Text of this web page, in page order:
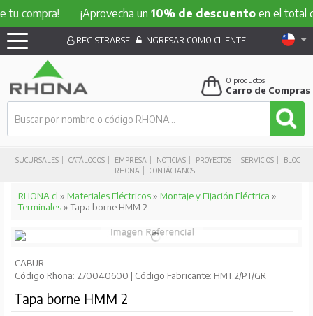
¡Aprovecha un10% de descuentoen el total de tu
SUCURSALES CATÁLOGOS EMPRESA NOTICIAS PROYECTOS SERVICIOS
BLOG
RHONA
CONTÁCTANOS
REGISTRARSE INGRESAR COMO CLIENTE
0 productos
Carro de Compras
RHONA.cl » Materiales Eléctricos» Montaje y Fijación Eléctrica »
Terminales» Tapa borne HMM 2
CABUR
Código Rhona: 270040600 | Código Fabricante: HMT.2/PT/GR
Tapa borne HMM 2